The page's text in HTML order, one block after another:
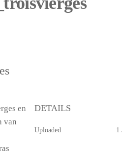
en
van
DETAILS
Uploaded 1